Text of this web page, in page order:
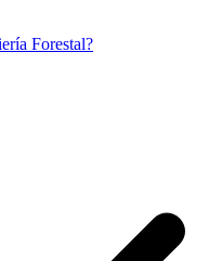
Forestal?